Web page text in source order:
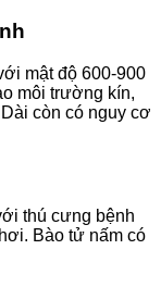
mật độ 600-900
môi trường kín,
còn có nguy cơ
thú cưng bệnh
Bào tử nấm có